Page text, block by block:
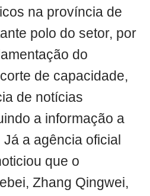
na província de
polo do setor, por
do
de capacidade,
de notícias
a informação a
a agência oficial
que o
Zhang Qingwei,